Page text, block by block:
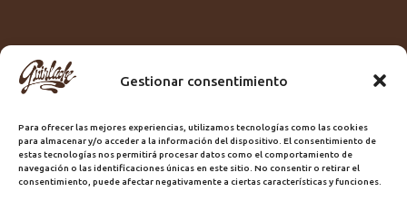
Gestionar consentimiento
Para ofrecer las mejores experiencias, utilizamos tecnologías como las cookies
para almacenar y/o acceder a la información del dispositivo. El consentimiento de
estas tecnologías nos permitirá procesar datos como el comportamiento de
navegación o las identificaciones únicas en este sitio. No consentir o retirar el
consentimiento, puede afectar negativamente a ciertas características y funciones.
Titular:
ROME GUIRLACHE SL.
Domicilio:Calle Triana, 68
Ciudad:Las Palmas de Gran Canaria
Registro Sanitario:GC/20/PH/7192